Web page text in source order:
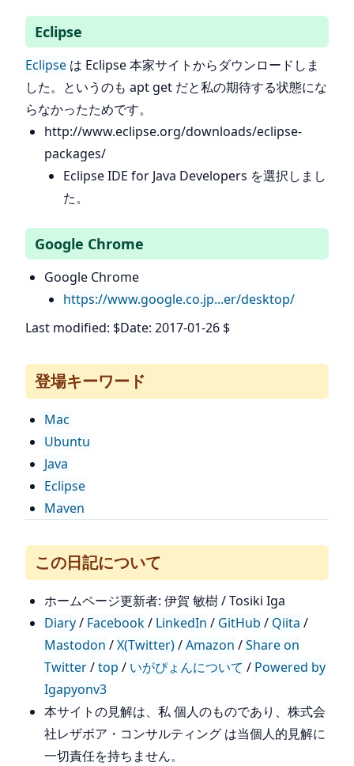
Eclipse
Eclipse は Eclipse 本家サイトからダウンロードしま
した。というのも apt get だと私の期待する状態にな
らなかったためです。
http://www.eclipse.org/downloads/eclipse-
packages/
Eclipse IDE for Java Developers を選択しまし
た。
Google Chrome
Google Chrome
https://www.google.co.jp...er/desktop/
Last modified: $Date: 2017-01-26 $
登場キーワード
Mac
Ubuntu
Java
Eclipse
Maven
この日記について
ホームページ更新者: 伊賀 敏樹 / Tosiki Iga
Diary/ Facebook/ LinkedIn / GitHub / Qiita /
Mastodon /X(Twitter)/Amazon /Share on
Twitter/top / いがぴょんについて / Powered by
Igapyonv3
本サイトの見解は、私 個人のものであり、株式会
社レザボア・コンサルティング は当個人的見解に
一切責任を持ちません。